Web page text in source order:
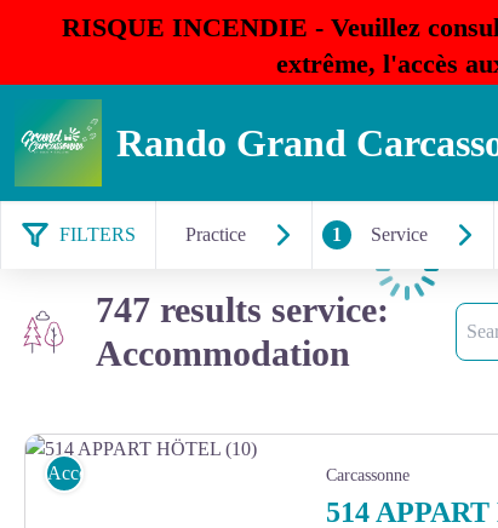
RISQUE INCENDIE - Veuillez
extrême, l'accès
Rando Grand
FILTERS Practice 1 Service
747 results service:
Accommodation
Search
Accommodation Carcassonne
514
Loading